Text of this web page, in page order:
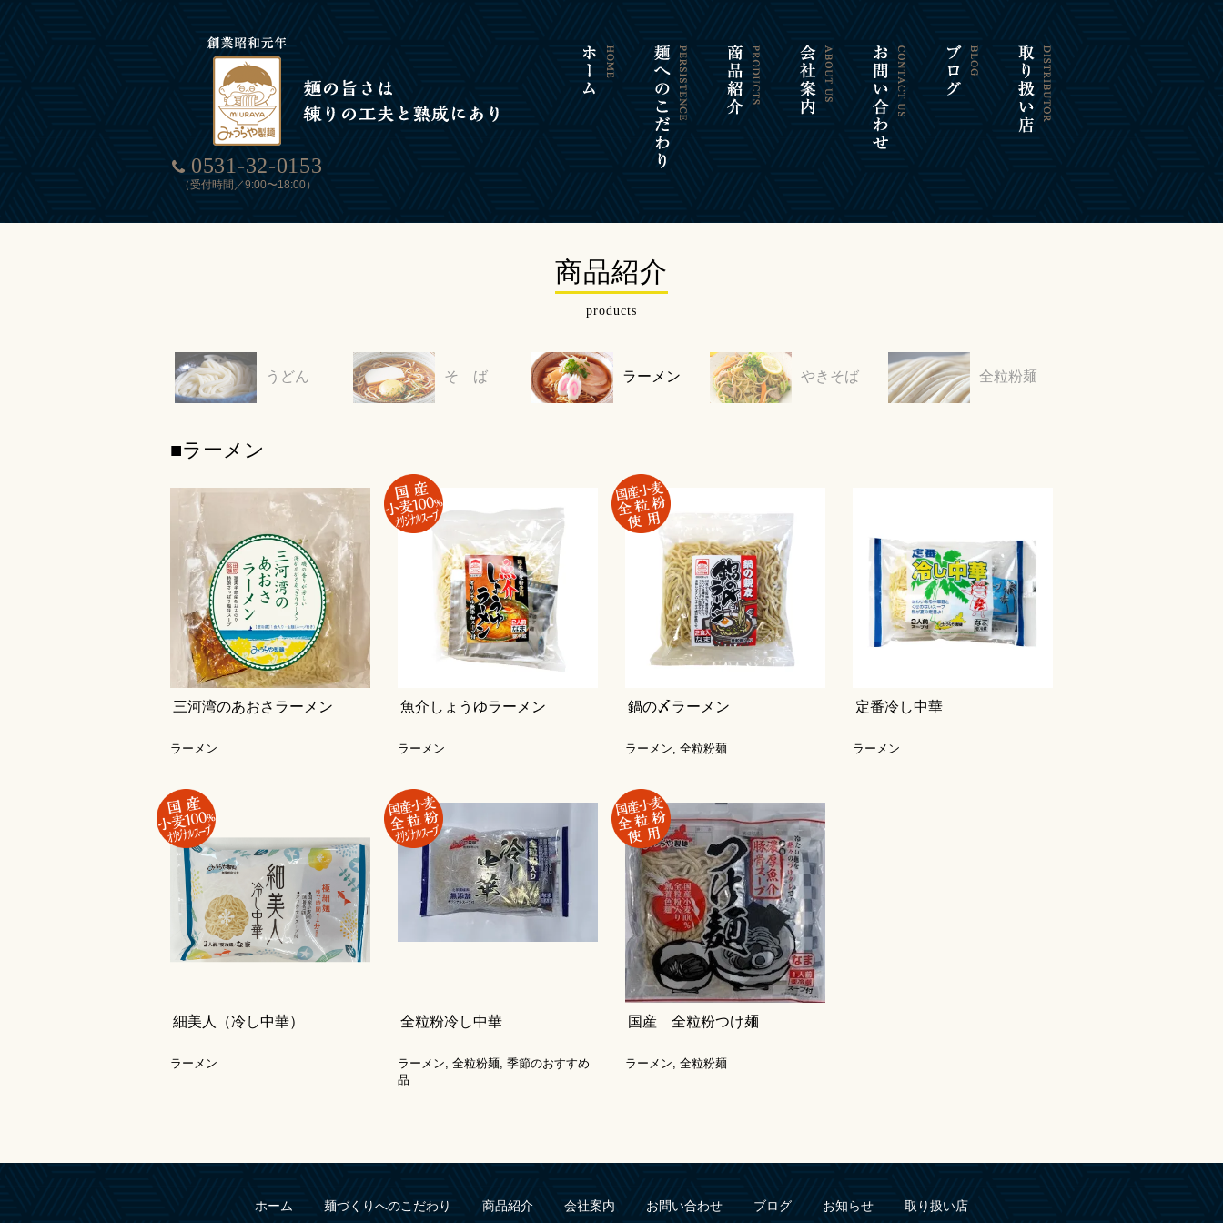
0531-32-0153
（受付時間／9:00〜18:00）
商品紹介
products
うどん そ ば ラーメン やきそば 全粒粉麺
■ラーメン
三河湾のあおさラーメン
ラーメン
魚介しょうゆラーメン
ラーメン
鍋の〆ラーメン
ラーメン, 全粒粉麺
定番冷し中華
ラーメン
細美人（冷し中華）
ラーメン
全粒粉冷し中華
ラーメン, 全粒粉麺, 季節のおすすめ
品
国産 全粒粉つけ麺
ラーメン, 全粒粉麺
ホーム 麺づくりへのこだわり 商品紹介 会社案内 お問い合わせ ブログ お知らせ 取り扱い店